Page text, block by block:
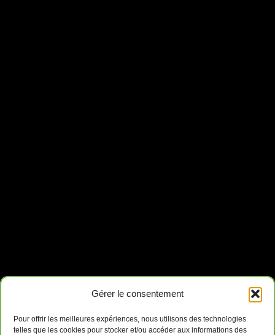
Gérer le consentement
Pour offrir les meilleures expériences, nous utilisons des technologies
telles que les cookies pour stocker et/ou accéder aux informations des